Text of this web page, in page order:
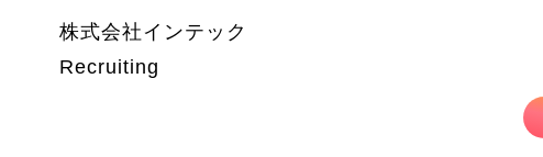
株式会社インテック
Recruiting